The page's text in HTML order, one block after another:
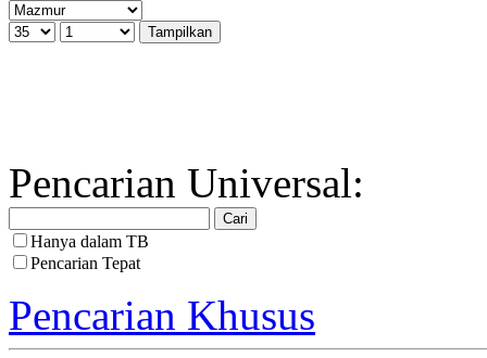
Pencarian Universal:
Hanya dalam TB
Pencarian Tepat
Pencarian Khusus